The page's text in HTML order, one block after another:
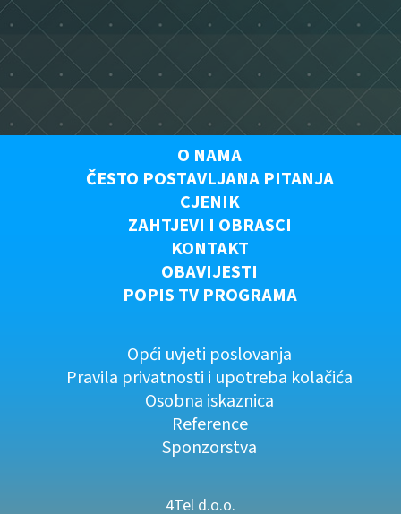
O NAMA
ČESTO POSTAVLJANA PITANJA
CJENIK
ZAHTJEVI I OBRASCI
KONTAKT
OBAVIJESTI
POPIS TV PROGRAMA
Opći uvjeti poslovanja
Pravila privatnosti i upotreba kolačića
Osobna iskaznica
Reference
Sponzorstva
4Tel d.o.o.